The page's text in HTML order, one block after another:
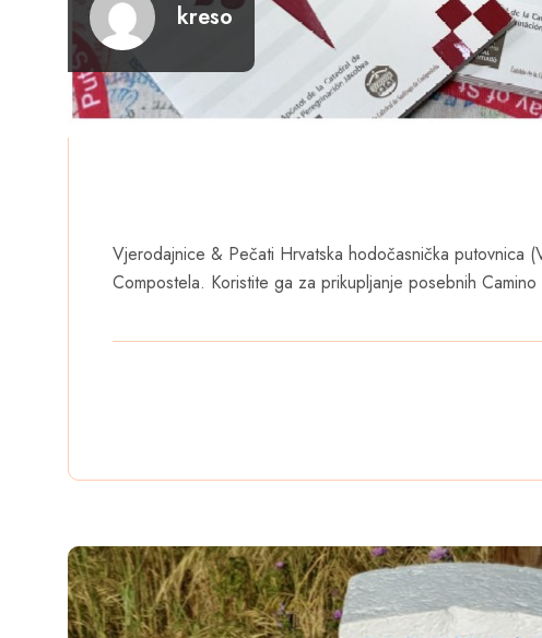
kreso
Vjerodajnice & Pečati Hrvatska hodočasnička putovnica
Compostela. Koristite ga za prikupljanje posebnih